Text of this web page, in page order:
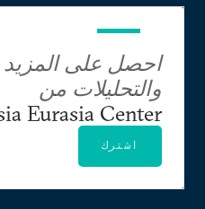
احصل على المزيد
والتحليلات من
Eurasia Center
اشترك